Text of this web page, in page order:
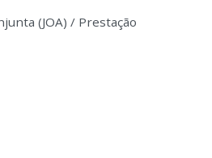
(JOA) / Prestação